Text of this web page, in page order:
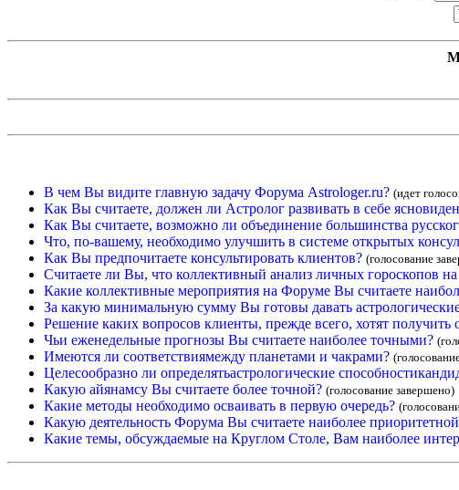
В чем Вы видите главную задачу Форума Astrologer.ru? (идет
Как Вы считаете, должен ли Астролог развивать в себе
Как Вы считаете, возможно ли объединение большинства
Что, по-вашему, необходимо улучшить в системе открытых
Как Вы предпочитаете консультировать клиентов? (голосование
Считаете ли Вы, что коллективный анализ личных гороскопов
Какие коллективные мероприятия на Форуме Вы считаете
За какую минимальную сумму Вы готовы давать астрологические
Решение каких вопросов клиенты, прежде всего, хотят получить
Чьи еженедельные прогнозы Вы считаете наиболее точными?
Имеются ли соответствиямежду планетами и чакрами?
Целесообразно ли определятьастрологические
Какую айянамсу Вы считаете более точной? (голосование завершено)
Какие методы необходимо осваивать в первую очередь?
Какую деятельность Форума Вы считаете наиболее
Какие темы, обсуждаемые на Круглом Столе, Вам наиболее